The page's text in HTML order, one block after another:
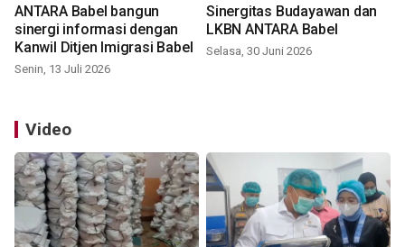
ANTARA Babel bangun
sinergi informasi dengan
Kanwil Ditjen Imigrasi Babel
Senin, 13 Juli 2026
Sinergitas Budayawan dan
LKBN ANTARA Babel
Selasa, 30 Juni 2026
Video